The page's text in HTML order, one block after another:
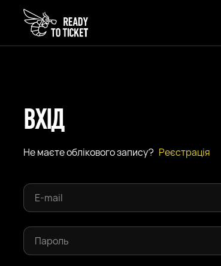
ВХІД
Не маєте облікового запису? Реєстрація